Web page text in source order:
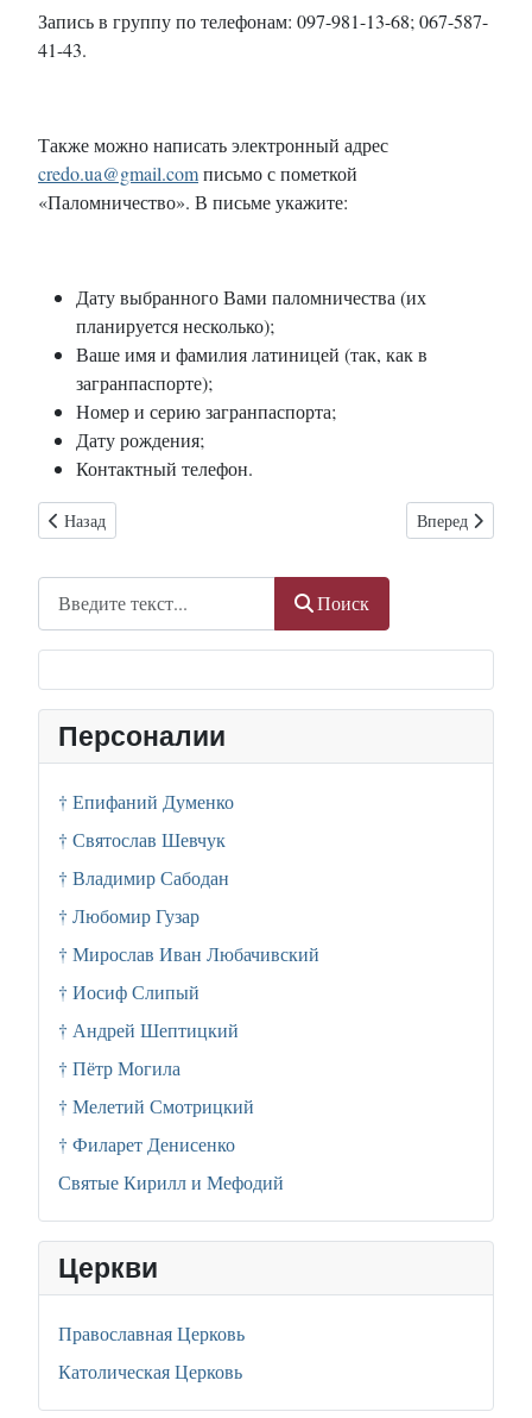
Поиск
Поиск
Персоналии
† Епифаний Думенко
† Святослав Шевчук
† Владимир Сабодан
† Любомир Гузар
† Мирослав Иван Любачивский
† Иосиф Слипый
† Андрей Шептицкий
† Пётр Могила
† Мелетий Смотрицкий
† Филарет Денисенко
Святые Кирилл и Мефодий
Церкви
Православная Церковь
Католическая Церковь
Запись в группу по телефонам: 097-981-13-68; 067-587-
41-43.
Также можно написать электронный адрес
credo.ua@gmail.comписьмо с пометкой
«Паломничество». В письме укажите:
Дату выбранного Вами паломничества (их
планируется несколько);
Ваше имя и фамилия латиницей (так, как в
загранпаспорте);
Номер и серию загранпаспорта;
Дату рождения;
Контактный телефон.
Предыдущий: Одесситы готовятся к паломничеству в Германию
Назад Следующий: БФ
Вперед